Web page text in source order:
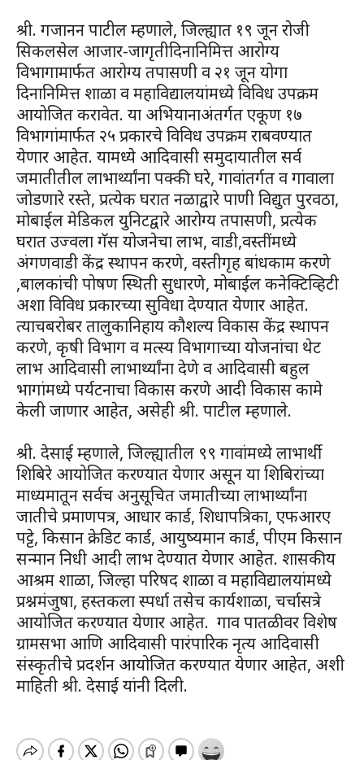
श्री. गजानन पाटील म्हणाले, जिल्ह्यात १९ जून रोजी
सिकलसेल आजार-जागृतीदिनानिमित्त आरोग्य
विभागामार्फत आरोग्य तपासणी व २१ जून योगा
दिनानिमित्त शाळा व महाविद्यालयांमध्ये विविध उपक्रम
आयोजित करावेत. या अभियानाअंतर्गत एकूण १७
विभागांमार्फत २५ प्रकारचे विविध उपक्रम राबवण्यात
येणार आहेत. यामध्ये आदिवासी समुदायातील सर्व
जमातीतील लाभार्थ्यांना पक्की घरे, गावांतर्गत व गावाला
जोडणारे रस्ते, प्रत्येक घरात नळाद्वारे पाणी विद्युत पुरवठा,
मोबाईल मेडिकल युनिटद्वारे आरोग्य तपासणी, प्रत्येक
घरात उज्वला गॅस योजनेचा लाभ, वाडी,वस्तींमध्ये
अंगणवाडी केंद्र स्थापन करणे, वस्तीगृह बांधकाम करणे
,बालकांची पोषण स्थिती सुधारणे, मोबाईल कनेक्टिव्हिटी
अशा विविध प्रकारच्या सुविधा देण्यात येणार आहेत.
त्याचबरोबर तालुकानिहाय कौशल्य विकास केंद्र स्थापन
करणे, कृषी विभाग व मत्स्य विभागाच्या योजनांचा थेट
लाभ आदिवासी लाभार्थ्यांना देणे व आदिवासी बहुल
भागांमध्ये पर्यटनाचा विकास करणे आदी विकास कामे
केली जाणार आहेत, असेही श्री. पाटील म्हणाले.
श्री. देसाई म्हणाले, जिल्ह्यातील ९९ गावांमध्ये लाभार्थी
शिबिरे आयोजित करण्यात येणार असून या शिबिरांच्या
माध्यमातून सर्वच अनुसूचित जमातीच्या लाभार्थ्यांना
जातीचे प्रमाणपत्र, आधार कार्ड, शिधापत्रिका, एफआरए
पट्टे, किसान क्रेडिट कार्ड, आयुष्यमान कार्ड, पीएम किसान
सन्मान निधी आदी लाभ देण्यात येणार आहेत. शासकीय
आश्रम शाळा, जिल्हा परिषद शाळा व महाविद्यालयांमध्ये
प्रश्नमंजुषा, हस्तकला स्पर्धा तसेच कार्यशाळा, चर्चासत्रे
आयोजित करण्यात येणार आहेत. गाव पातळीवर विशेष
ग्रामसभा आणि आदिवासी पारंपारिक नृत्य आदिवासी
संस्कृतीचे प्रदर्शन आयोजित करण्यात येणार आहेत, अशी
माहिती श्री. देसाई यांनी दिली.